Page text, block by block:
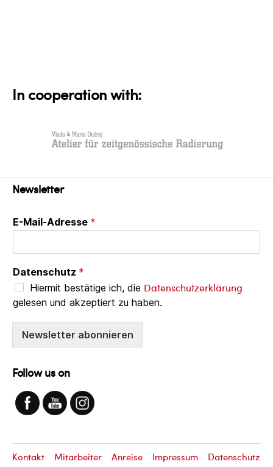
In cooperation with:
Newsletter
E-Mail-Adresse *
Datenschutz *
Hiermit bestätige ich, die Datenschutzerklärung
gelesen und akzeptiert zu haben.
Newsletter abonnieren
Follow us on
Kontakt Mitarbeiter Anreise Impressum Datenschutz